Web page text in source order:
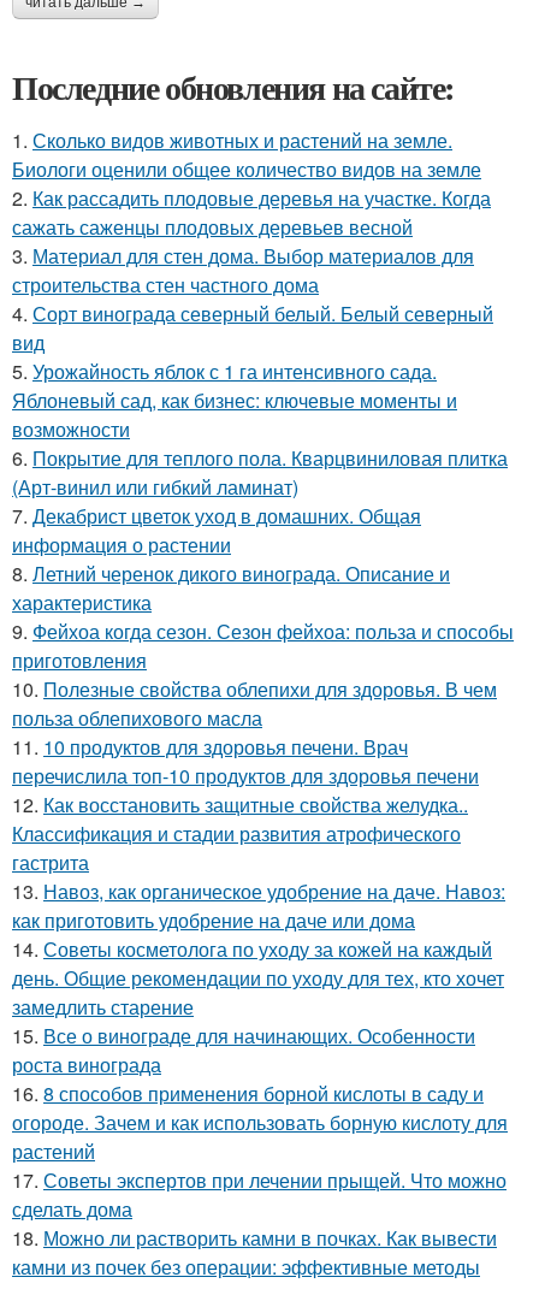
Последние обновления на сайте:
1. Сколько видов животных и растений на земле.
Биологи оценили общее количество видов на земле
2. Как рассадить плодовые деревья на участке. Когда
сажать саженцы плодовых деревьев весной
3. Материал для стен дома. Выбор материалов для
строительства стен частного дома
4. Сорт винограда северный белый. Белый северный
вид
5. Урожайность яблок с 1 га интенсивного сада.
Яблоневый сад, как бизнес: ключевые моменты и
возможности
6. Покрытие для теплого пола. Кварцвиниловая плитка
(Арт-винил или гибкий ламинат)
7. Декабрист цветок уход в домашних. Общая
информация о растении
8. Летний черенок дикого винограда. Описание и
характеристика
9. Фейхоа когда сезон. Сезон фейхоа: польза и способы
приготовления
10. Полезные свойства облепихи для здоровья. В чем
польза облепихового масла
11. 10 продуктов для здоровья печени. Врач
перечислила топ-10 продуктов для здоровья печени
12. Как восстановить защитные свойства желудка..
Классификация и стадии развития атрофического
гастрита
13. Навоз, как органическое удобрение на даче. Навоз:
как приготовить удобрение на даче или дома
14. Советы косметолога по уходу за кожей на каждый
день. Общие рекомендации по уходу для тех, кто хочет
замедлить старение
15. Все о винограде для начинающих. Особенности
роста винограда
16. 8 способов применения борной кислоты в саду и
огороде. Зачем и как использовать борную кислоту для
растений
17. Советы экспертов при лечении прыщей. Что можно
сделать дома
18. Можно ли растворить камни в почках. Как вывести
камни из почек без операции: эффективные методы